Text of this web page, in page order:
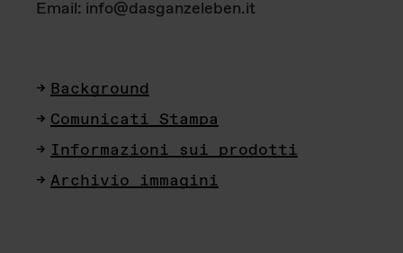
Email: info@dasganzeleben.it
Background
Comunicati Stampa
Informazioni sui prodotti
Archivio immagini